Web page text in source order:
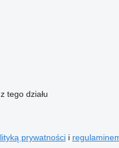
tego działu
prywatnościi